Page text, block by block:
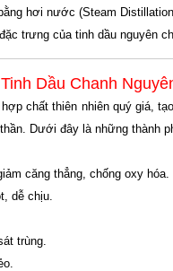
hơi nước (Steam
trưng của tinh dầu nguyên
Dầu Chanh
hợp chất thiên nhiên quý giá,
Dưới đây là những thành
căng thẳng, chống oxy hóa.
dễ chịu.
trùng.